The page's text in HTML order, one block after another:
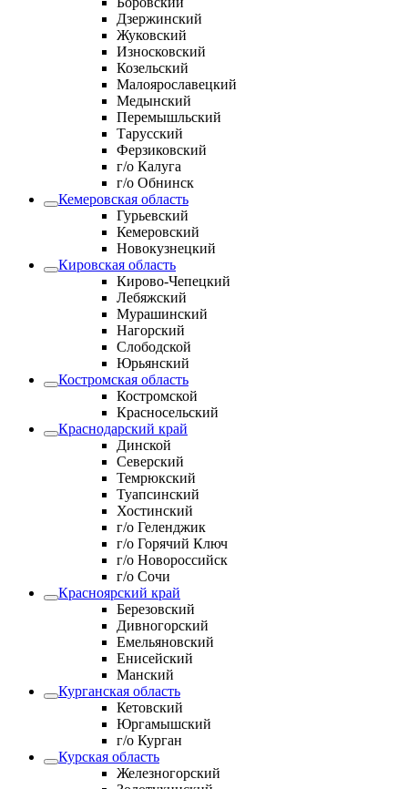
Дзержинский
Жуковский
Износковский
Козельский
Малоярославецкий
Медынский
Перемышльский
Тарусский
Ферзиковский
г/о Калуга
г/о Обнинск
Кемеровская область
Гурьевский
Кемеровский
Новокузнецкий
Кировская область
Кирово-Чепецкий
Лебяжский
Мурашинский
Нагорский
Слободской
Юрьянский
Костромская область
Костромской
Красносельский
Краснодарский край
Динской
Северский
Темрюкский
Туапсинский
Хостинский
г/о Геленджик
г/о Горячий Ключ
г/о Новороссийск
г/о Сочи
Красноярский край
Березовский
Дивногорский
Емельяновский
Енисейский
Манский
Курганская область
Кетовский
Юргамышский
г/о Курган
Курская область
Железногорский